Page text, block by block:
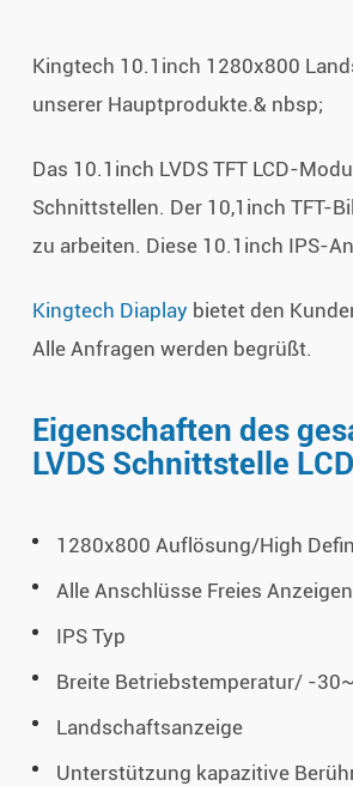
Kingtech 10.1inch 1280x800
unserer Hauptprodukte.& nbsp;
Das 10.1inch LVDS TFT LCD-
Schnittstellen. Der 10,1inch TFT-
zu arbeiten. Diese 10.1inch IPS-
Kingtech Diaplay bietet den
Alle Anfragen werden begrüßt.
Eigenschaften des
LVDS Schnittstelle
1280x800 Auflösung/High
Alle Anschlüsse Freies
IPS Typ
Breite Betriebstemperatur/ -
Landschaftsanzeige
Unterstützung kapazitive